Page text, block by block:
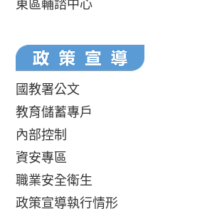
東區輔諮中心
國教署公文
教育儲蓄專戶
內部控制
資安專區
職業安全衛生
政策宣導執行情形